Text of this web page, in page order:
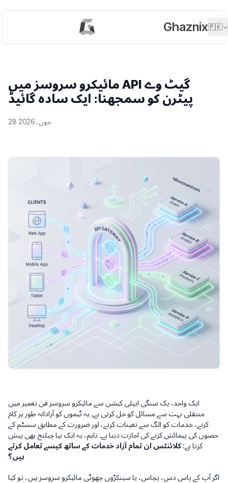
Ghaznix🇵🇰
مائیکرو سروسز میں API گیٹ وے
پیٹرن کو سمجھنا: ایک سادہ گائیڈ
28 جون، 2026
ایک واحد، یک سنگی ایپلی کیشن سے مائیکرو سروسز فن تعمیر میں
منتقلی بہت سے مسائل کو حل کرتی ہے۔ یہ ٹیموں کو آزادانہ طور پر کام
کرنے، خدمات کو الگ سے تعینات کرنے، اور ضرورت کے مطابق سسٹم کے
حصوں کی پیمائش کرنے کی اجازت دیتا ہے۔ تاہم، یہ ایک نیا چیلنج بھی پیش
کرتا ہے: کلائنٹس ان تمام آزاد خدمات کے ساتھ کیسے تعامل کرتے
ہیں؟
اگر آپ کے پاس دس، پچاس، یا سینکڑوں چھوٹی مائیکرو سروسز ہیں، تو کیا